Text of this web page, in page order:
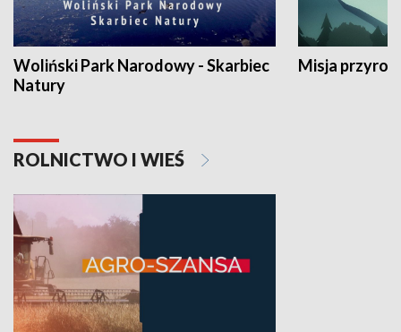
Woliński Park Narodowy - Skarbiec
Natury
Misja
ROLNICTWO I WIEŚ